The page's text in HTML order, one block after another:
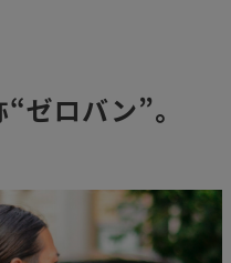
ゼロバン”。